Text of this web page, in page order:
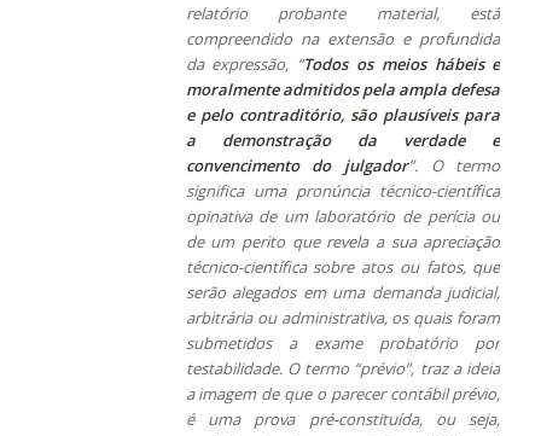
relatório probante material, está
compreendido na extensão e profundida
da expressão, “Todos os meios hábeis e
moralmente admitidos pela ampla defesa
e pelo contraditório, são plausíveis para
a demonstração da verdade e
convencimento do julgador”. O termo
significa uma pronúncia técnico-científica
opinativa de um laboratório de perícia ou
de um perito que revela a sua apreciação
técnico-científica sobre atos ou fatos, que
serão alegados em uma demanda judicial,
arbitrária ou administrativa, os quais foram
submetidos a exame probatório por
testabilidade. O termo “prévio”, traz a ideia
a imagem de que o parecer contábil prévio,
é uma prova pré-constituída, ou seja,